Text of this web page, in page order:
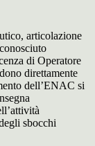
articolazione
di Operatore
direttamente
dell’ENAC si
sbocchi